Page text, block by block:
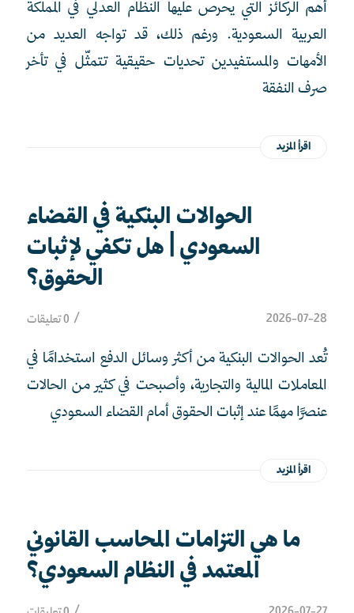
أهم الركائز التي يحرص عليها النظام العدلي في المملكة
العربية السعودية. ورغم ذلك، قد تواجه العديد من
الأمهات والمستفيدين تحديات حقيقية تتمثّل في تأخر
صرف النفقة
اقرأ المزيد
الحوالات البنكية في القضاء
السعودي | هل تكفي لإثبات
الحقوق؟
2026-07-28
/ 0 تعليقات
تُعد الحوالات البنكية من أكثر وسائل الدفع استخدامًا في
المعاملات المالية والتجارية، وأصبحت في كثير من الحالات
عنصرًا مهمًا عند إثبات الحقوق أمام القضاء السعودي
اقرأ المزيد
ما هي التزامات المحاسب القانوني
المعتمد في النظام السعودي؟